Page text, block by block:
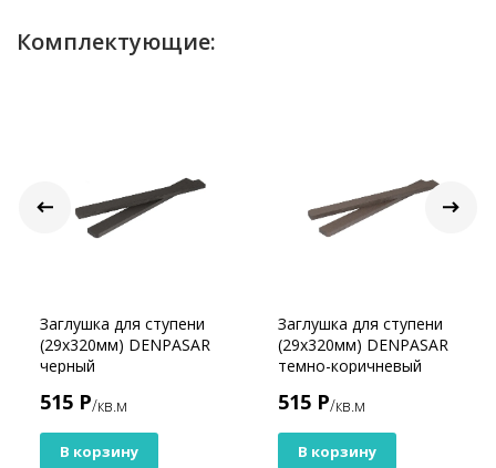
Комплектующие:
Заглушка для ступени
(29х320мм) DENPASAR
черный
515 Р/кв.м
В корзину
Заглушка для ступени
(29х320мм) DENPASAR
темно-коричневый
515 Р/кв.м
В корзину